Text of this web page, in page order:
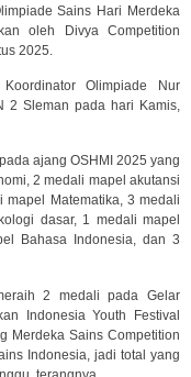
Sains Hari Merdeka
oleh Divya Competition
2025.
Olimpiade Nur
2 Sleman pada hari Kamis,
ajang OSHMI 2025 yang
2 medali mapel akutansi
Matematika, 3 medali
dasar, 1 medali mapel
Bahasa Indonesia, dan 3
2 medali pada Gelar
Indonesia Youth Festival
Merdeka Sains Competition
Indonesia, jadi total yang